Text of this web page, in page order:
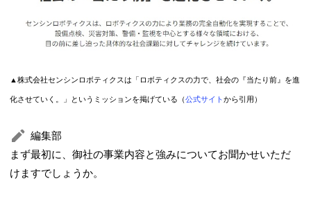
▲株式会社センシンロボティクスは「ロボティクスの力で、社会の『当たり前』を進
化させていく。」というミッションを掲げている（公式サイトから引用）
編集部
まず最初に、御社の事業内容と強みについてお聞かせいただ
けますでしょうか。